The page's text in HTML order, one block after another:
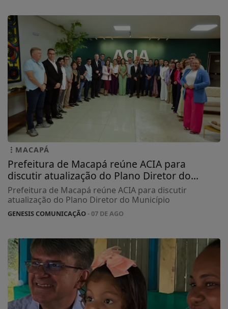
MACAPÁ
Prefeitura de Macapá reúne ACIA para
discutir atualização do Plano Diretor do...
Prefeitura de Macapá reúne ACIA para discutir
atualização do Plano Diretor do Município
GENESIS COMUNICAÇÃO- 07 DE AGO